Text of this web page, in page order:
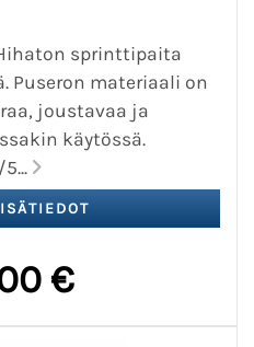
sprinttipaita
Puseron materiaali on
joustavaa ja
käytössä.
€